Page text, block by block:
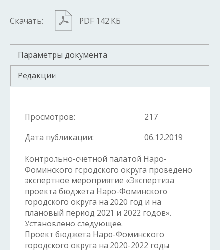
Скачать: PDF 142 КБ
Параметры документа
Редакции
Просмотров:
217
Дата публикации:
06.12.2019
Контрольно-счетной палатой Наро-
Фоминского городского округа проведено
экспертное мероприятие «Экспертиза
проекта бюджета Наро-Фоминского
городского округа на 2020 год и на
плановый период 2021 и 2022 годов».
Установлено следующее.
Проект бюджета Наро-Фоминского
городского округа на 2020-2022 годы